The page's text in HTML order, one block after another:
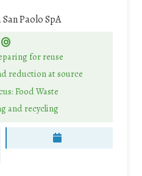
Paolo SpA
for reuse
reduction at source
Food Waste
and recycling